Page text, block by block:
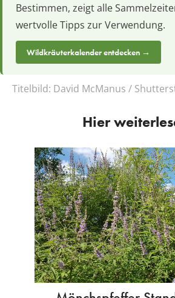
Bestimmen, zeigt alle
wertvolle Tipps zur Verwendung.
Wildkräuterkalender entdecken →
Titelbild: David McManus /
Hier